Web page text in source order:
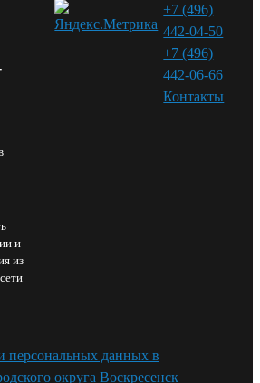
и
из
+7 (496)
442-04-50
+7 (496)
442-06-66
Контакты⁠
персональных данных в
округа Воскресенск